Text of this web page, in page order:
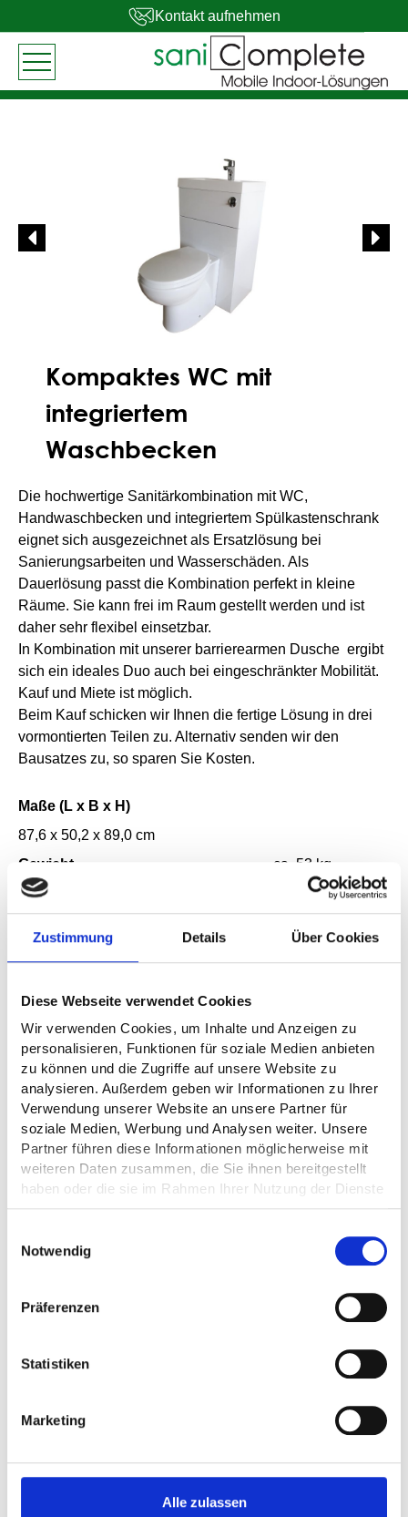
Zustimmung Details Über Cookies
Diese Webseite verwendet Cookies
Wir verwenden Cookies, um Inhalte und Anzeigen zu
personalisieren, Funktionen für soziale Medien anbieten
zu können und die Zugriffe auf unsere Website zu
analysieren. Außerdem geben wir Informationen zu Ihrer
Verwendung unserer Website an unsere Partner für
soziale Medien, Werbung und Analysen weiter. Unsere
Partner führen diese Informationen möglicherweise mit
weiteren Daten zusammen, die Sie ihnen bereitgestellt
haben oder die sie im Rahmen Ihrer Nutzung der Dienste
Notwendig
Präferenzen
Statistiken
Marketing
Alle zulassen
Kontakt aufnehmen
Kompaktes WC mit
integriertem
Waschbecken
Die hochwertige Sanitärkombination mit WC,
Handwaschbecken und integriertem Spülkastenschrank
eignet sich ausgezeichnet als Ersatzlösung bei
Sanierungsarbeiten und Wasserschäden. Als
Dauerlösung passt die Kombination perfekt in kleine
Räume. Sie kann frei im Raum gestellt werden und ist
daher sehr flexibel einsetzbar.
In Kombination mit unserer barrierearmen Dusche ergibt
sich ein ideales Duo auch bei eingeschränkter Mobilität.
Kauf und Miete ist möglich.
Beim Kauf schicken wir Ihnen die fertige Lösung in drei
vormontierten Teilen zu. Alternativ senden wir den
Bausatzes zu, so sparen Sie Kosten.
Maße (L x B x H)
87,6 x 50,2 x 89,0 cm
Gewicht
ca. 53 kg
Für die freie Standortwahl wird eine Hebeanlage/Pumpe
genutzt. So wird das Abwasser bis zu einer Entfernung
werden. So sind 30 m Entfernung bei Höhenunterschied
1 m möglich. Sprechen Sie uns einfach auf Ihre bauliche
Situation an.
Armatur: Kaltwasser
Waschbecken: strapazierfähiges Kunstharz
Toilette: Keramik
Toilettensitz mit Absenkautomatik
Waschbecken mit Überlauf
WC Abgang waagrecht
Ersatzlösung bei Wasserschaden
Schnelle saubere Lösung für
Ferienwohnungen